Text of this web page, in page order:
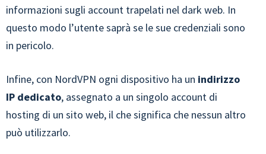
informazioni sugli account trapelati nel dark web. In
questo modo l’utente saprà se le sue credenziali sono
in pericolo.
Infine, con NordVPN ogni dispositivo ha un indirizzo
IP dedicato, assegnato a un singolo account di
hosting di un sito web, il che significa che nessun altro
può utilizzarlo.